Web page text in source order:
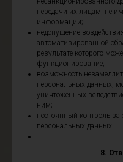
передачи их лицам, не
информации;
недопущение
автоматизированной
результате которого
функционирование;
возможность
персональных данных,
уничтоженных
ним;
постоянный контроль
персональных данных.
8.